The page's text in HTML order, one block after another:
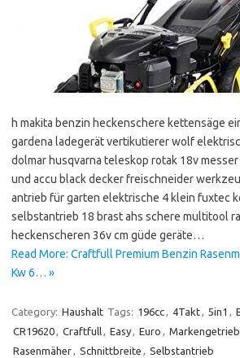
h makita benzin heckenschere kettensäge
gardena ladegerät vertikutierer wolf
dolmar husqvarna teleskop rotak 18v
und accu black decker freischneider
antrieb für garten elektrische 4 klein fuxtec
selbstantrieb 18 brast ahs schere multitool
heckenscheren 36v cm güde geräte…
Read More: Craftfull Premium Benzin
Kw 6… »
Category: Haushalt Tags: 196cc, 4Takt, 5in1 ,
CR19620, Craftfull, Easy, Euro ,
Rasenmäher, Schnittbreite , Selbstantrieb